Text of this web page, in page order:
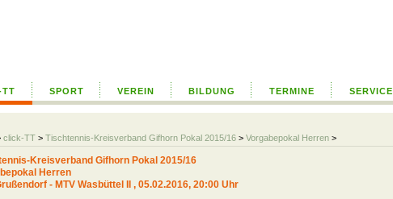
SPORT VEREIN BILDUNG TERMINE SERVICE
click-TT > Tischtennis-Kreisverband Gifhorn Pokal 2015/16 > Vorgabepokal Herren >
Kreisverband Gifhorn Pokal 2015/16
Herren
- MTV Wasbüttel II , 05.02.2016, 20:00 Uhr